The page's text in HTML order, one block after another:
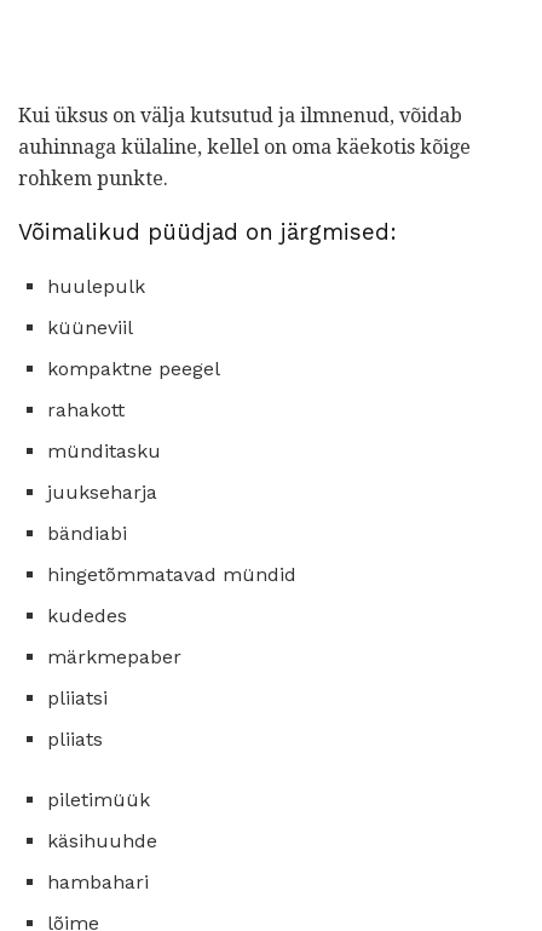
Kui üksus on välja kutsutud ja ilmnenud, võidab
auhinnaga külaline, kellel on oma käekotis kõige
rohkem punkte.
Võimalikud püüdjad on järgmised:
huulepulk
küüneviil
kompaktne peegel
rahakott
münditasku
juukseharja
bändiabi
hingetõmmatavad mündid
kudedes
märkmepaber
pliiatsi
pliiats
piletimüük
käsihuuhde
hambahari
lõime